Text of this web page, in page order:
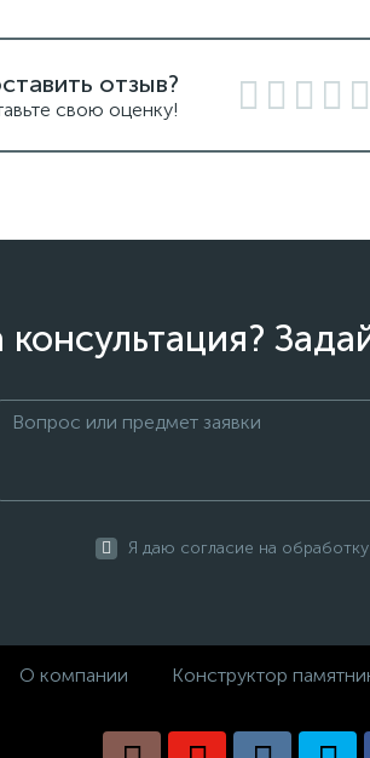
отзыв?
свою оценку!
Я даю согласие на
О компании Конструктор